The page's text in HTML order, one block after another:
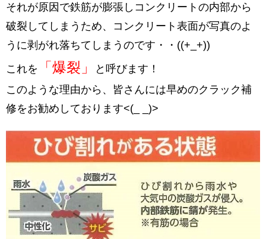
それが原因で鉄筋が膨張しコンクリートの内部から
破裂してしまうため、コンクリート表面が写真のよ
うに剥がれ落ちてしまうのです・・((+_+))
これを
「爆裂」
と呼びます！
このような理由から、皆さんには早めのクラック補
修をお勧めしております<(_ _)>